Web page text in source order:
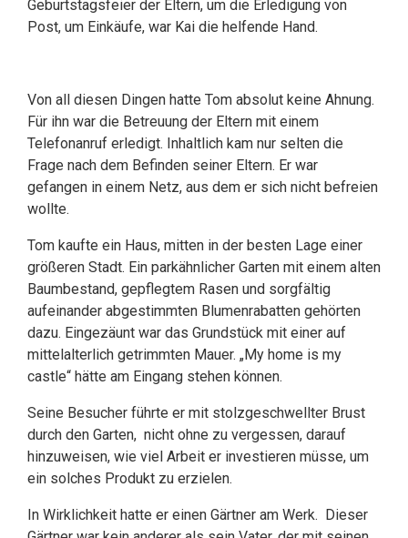
Geburtstagsfeier der Eltern, um die Erledigung von
Post, um Einkäufe, war Kai die helfende Hand.
Von all diesen Dingen hatte Tom absolut keine Ahnung.
Für ihn war die Betreuung der Eltern mit einem
Telefonanruf erledigt. Inhaltlich kam nur selten die
Frage nach dem Befinden seiner Eltern. Er war
gefangen in einem Netz, aus dem er sich nicht befreien
wollte.
Tom kaufte ein Haus, mitten in der besten Lage einer
größeren Stadt. Ein parkähnlicher Garten mit einem alten
Baumbestand, gepflegtem Rasen und sorgfältig
aufeinander abgestimmten Blumenrabatten gehörten
dazu. Eingezäunt war das Grundstück mit einer auf
mittelalterlich getrimmten Mauer. „My home is my
castle“ hätte am Eingang stehen können.
Seine Besucher führte er mit stolzgeschwellter Brust
durch den Garten, nicht ohne zu vergessen, darauf
hinzuweisen, wie viel Arbeit er investieren müsse, um
ein solches Produkt zu erzielen.
In Wirklichkeit hatte er einen Gärtner am Werk. Dieser